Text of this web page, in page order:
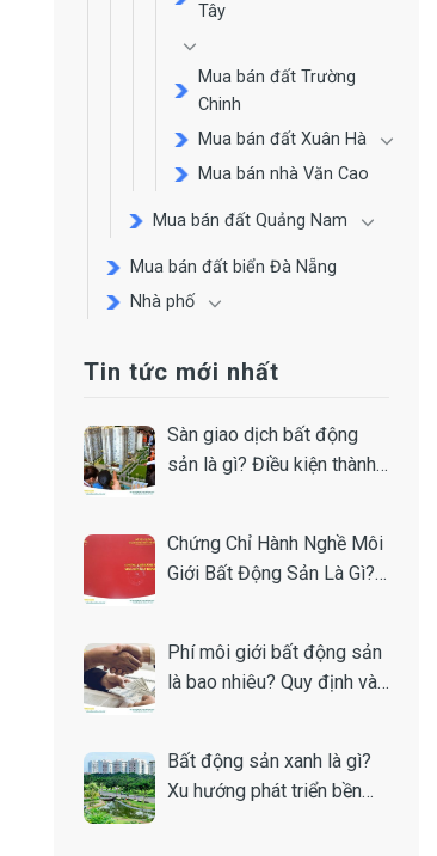
Tây
Mua bán đất Trường
Chinh
Mua bán đất Xuân Hà
Mua bán nhà Văn Cao
Mua bán đất Quảng Nam
Mua bán đất biển Đà Nẵng
Nhà phố
Tin tức mới nhất
Sàn giao dịch bất động
sản là gì? Điều kiện thành
Chứng Chỉ Hành Nghề Môi
Giới Bất Động Sản Là Gì?
Phí môi giới bất động sản
là bao nhiêu? Quy định và
Bất động sản xanh là gì?
Xu hướng phát triển bền